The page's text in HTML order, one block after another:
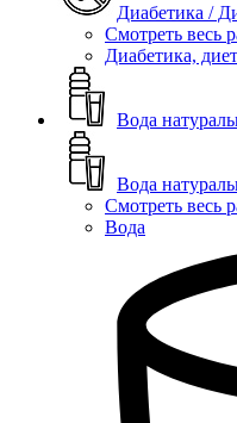
Диабетика /
Смотреть весь
Диабетика,
Вода
Вода
Смотреть весь
Вода